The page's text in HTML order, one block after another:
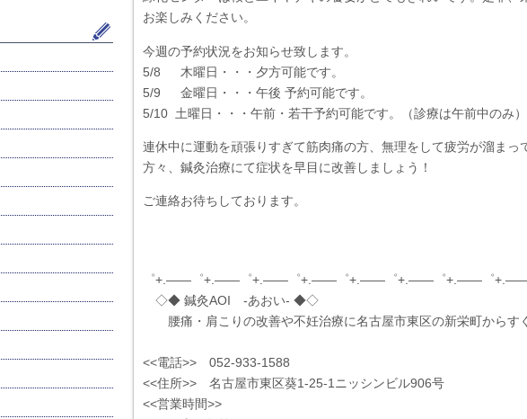
お楽しみください。
今週の予約状況をお知らせ致します。
5/8 木曜日・・・夕方可能です。
5/9 金曜日・・・午後 予約可能です。
5/10 土曜日・・・午前・若干予約可能です。（診療は午前中のみ）
連休中に運動を頑張りすぎて筋肉痛の方、無理をして疲労が溜まっ
方々、鍼灸治療にて症状を早目に改善しましょう！
ご連絡お待ちしております。
゜+.――゜+.――゜+.――゜+.――゜+.――゜+.――゜+.――゜
◇◆ 鍼灸AOI -あおい- ◆◇
腰痛・肩こりの改善や不妊治療に名古屋市東区の新栄町からす
<<電話>> 052-933-1588
<<住所>> 名古屋市東区葵1-25-1ニッシンビル906号
<<営業時間>>